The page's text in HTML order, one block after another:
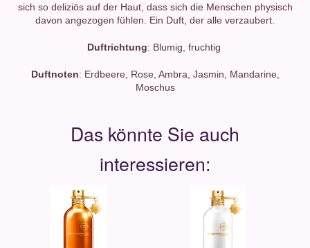
sich so deliziös auf der Haut, dass sich die Menschen physisch
davon angezogen fühlen. Ein Duft, der alle verzaubert.
Duftrichtung: Blumig, fruchtig
Duftnoten: Erdbeere, Rose, Ambra, Jasmin, Mandarine,
Moschus